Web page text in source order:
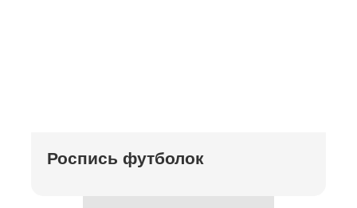
Роспись футболок